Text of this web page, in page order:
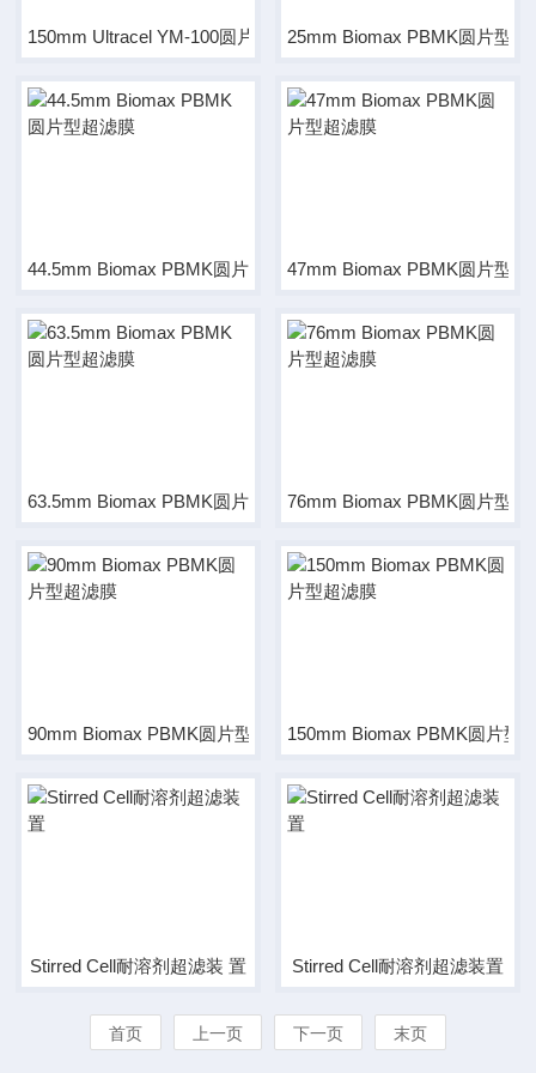
150mm Ultracel YM-100圆片型超滤膜25mm Biomax PBMK圆片型超
44.5mm Biomax PBMK圆片型超滤膜47mm Biomax PBMK圆片型超
63.5mm Biomax PBMK圆片型超滤膜76mm Biomax PBMK圆片型超
90mm Biomax PBMK圆片型超滤膜150mm Biomax PBMK圆片型
Stirred Cell耐溶剂超滤装 置 Stirred Cell耐溶剂超滤装置
首页 上一页 下一页 末页